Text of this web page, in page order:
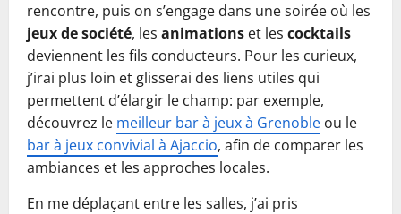
rencontre, puis on s’engage dans une soirée où les
jeux de société, les animations et les cocktails
deviennent les fils conducteurs. Pour les curieux,
j’irai plus loin et glisserai des liens utiles qui
permettent d’élargir le champ: par exemple,
découvrez le meilleur bar à jeux à Grenoble ou le
bar à jeux convivial à Ajaccio, afin de comparer les
ambiances et les approches locales.
En me déplaçant entre les salles, j’ai pris